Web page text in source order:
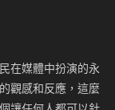
在媒體中扮演的永
觀感和反應，這麼